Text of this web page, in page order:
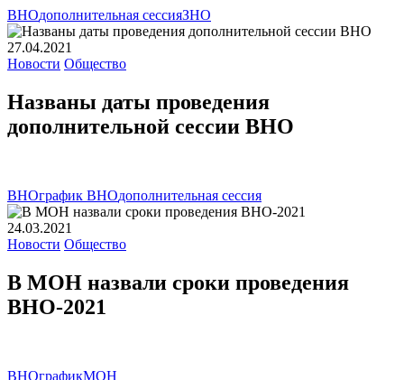
ВНОдополнительная сессияЗНО
27.04.2021
Новости Общество
Названы даты проведения
дополнительной сессии ВНО
ВНОграфик ВНОдополнительная сессия
24.03.2021
Новости Общество
В МОН назвали сроки проведения
ВНО-2021
ВНОграфикМОН